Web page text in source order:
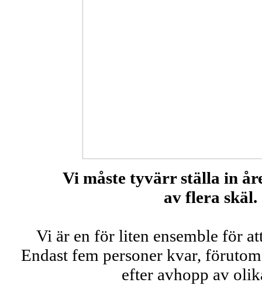
Vi måste tyvärr ställa in
av flera skäl.
Vi är en för liten ensemble för
Endast fem personer kvar,
efter avhopp av